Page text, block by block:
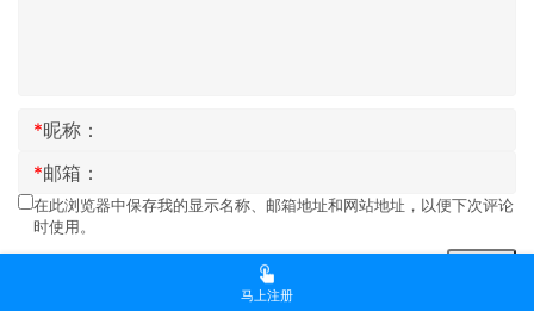
*昵称：
*邮箱：
在此浏览器中保存我的显示名称、邮箱地址和网站地址，以便下次评论
时使用。
马上注册